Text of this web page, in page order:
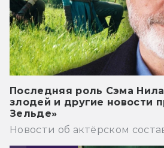
Последняя роль Сэма
злодей и другие новости
Зельде»
Новости об актёрском